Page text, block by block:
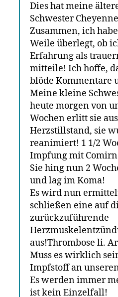
Dies hat meine
Schwester
Zusammen, ich
Weile überlegt, ob
Erfahrung als
mitteile! Ich hoffe,
blöde Kommentare
Meine kleine
heute morgen von
Wochen erlitt sie
Herzstillstand, sie
reanimiert! 1 1/2
Impfung mit
Sie hing nun 2
und lag im Koma!
Es wird nun
schließen eine auf
zurückzuführende
aus!Thrombose li.
Muss es wirklich
Impfstoff an
Es werden immer
ist kein Einzelfall!